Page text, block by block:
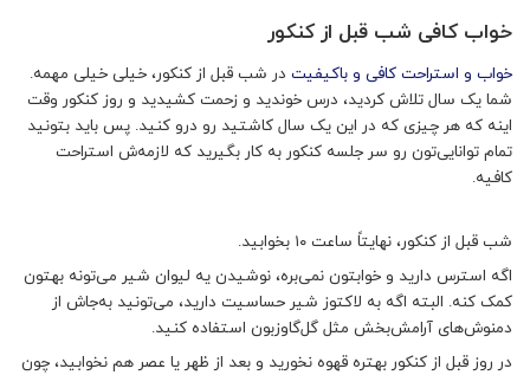
خواب کافی شب قبل از کنکور
خواب و استراحت کافی و باکیفیت در شب قبل از کنکور، خیلی خیلی مهمه.
شما یک سال تلاش کردید، درس خوندید و زحمت کشیدید و روز کنکور وقت
اینه که هر چیزی که در این یک سال کاشتید رو درو کنید. پس باید بتونید
تمام توانایی‌تون رو سر جلسه کنکور به کار بگیرید که لازمه‌ش استراحت
کافیه.
شب قبل از کنکور، نهایتاً ساعت ۱۰ بخوابید.
اگه استرس دارید و خوابتون نمی‌بره، نوشیدن یه لیوان شیر می‌تونه بهتون
کمک کنه. البته اگه به لاکتوز شیر حساسیت دارید، می‌تونید به‌جاش از
دمنوش‌های آرامش‌بخش مثل گل‌گاو‌زبون استفاده کنید.
در روز قبل از کنکور بهتره قهوه نخورید و بعد از ظهر یا عصر هم نخوابید، چون